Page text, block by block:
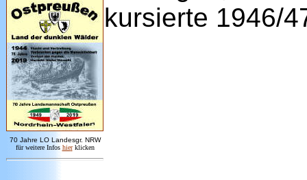
70 Jahre LO Landesgr. NRW
für weitere Infos hier klicken
kursierte 1946/